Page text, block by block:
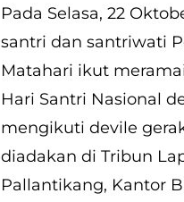
Pada Selasa, 22
santri dan santriwati
Matahari ikut
Hari Santri Nasional
mengikuti devile
diadakan di Tribun
Pallantikang, Kantor